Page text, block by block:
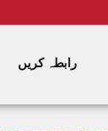
رابطہ کریں